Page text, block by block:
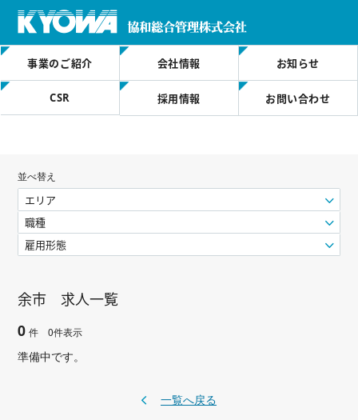
事業のご紹介 会社情報 お知らせ
CSR 採用情報 お問い合わせ
並べ替え
エリア
職種
雇用形態
余市 求人一覧
0 件 0件表示
準備中です。
一覧へ戻る